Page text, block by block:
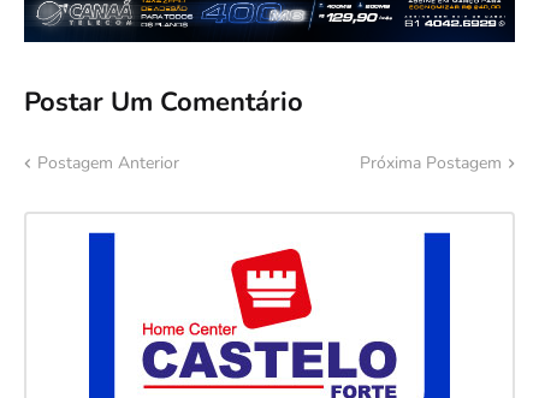
Postar Um Comentário
Postagem Anterior Próxima Postagem